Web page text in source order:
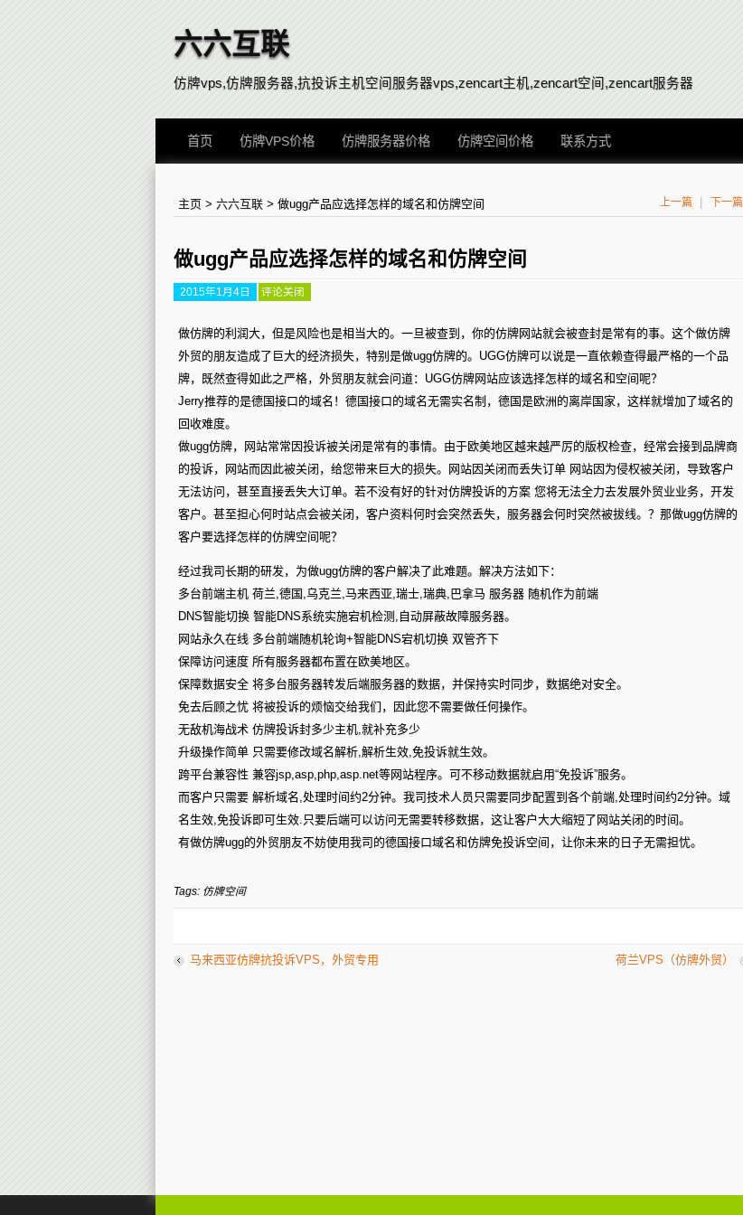
六六互联
仿牌vps,仿牌服务器,抗投诉主机空间服务器vps,zencart主机,zencart空间,zencart服务器
首页 仿牌VPS价格 仿牌服务器价格 仿牌空间价格 联系方式
主页 > 六六互联 > 做ugg产品应选择怎样的域名和仿牌空间 上一篇 下一篇
做ugg产品应选择怎样的域名和仿牌空间
2015年1月4日 评论关闭
做仿牌的利润大，但是风险也是相当大的。一旦被查到，你的仿牌网站就会被查封是常有的事。这个做仿牌
外贸的朋友造成了巨大的经济损失，特别是做ugg仿牌的。UGG仿牌可以说是一直依赖查得最严格的一个品
牌，既然查得如此之严格，外贸朋友就会问道：UGG仿牌网站应该选择怎样的域名和空间呢？
Jerry推荐的是德国接口的域名！德国接口的域名无需实名制，德国是欧洲的离岸国家，这样就增加了域名的
回收难度。
做ugg仿牌，网站常常因投诉被关闭是常有的事情。由于欧美地区越来越严厉的版权检查，经常会接到品牌商
的投诉，网站而因此被关闭，给您带来巨大的损失。网站因关闭而丢失订单 网站因为侵权被关闭，导致客户
无法访问，甚至直接丢失大订单。若不没有好的针对仿牌投诉的方案 您将无法全力去发展外贸业业务，开发
客户。甚至担心何时站点会被关闭，客户资料何时会突然丢失，服务器会何时突然被拔线。？那做ugg仿牌的
客户要选择怎样的仿牌空间呢？
经过我司长期的研发，为做ugg仿牌的客户解决了此难题。解决方法如下：
多台前端主机 荷兰,德国,乌克兰,马来西亚,瑞士,瑞典,巴拿马 服务器 随机作为前端
DNS智能切换 智能DNS系统实施宕机检测,自动屏蔽故障服务器。
网站永久在线 多台前端随机轮询+智能DNS宕机切换 双管齐下
保障访问速度 所有服务器都布置在欧美地区。
保障数据安全 将多台服务器转发后端服务器的数据，并保持实时同步，数据绝对安全。
免去后顾之忧 将被投诉的烦恼交给我们，因此您不需要做任何操作。
无敌机海战术 仿牌投诉封多少主机,就补充多少
升级操作简单 只需要修改域名解析,解析生效,免投诉就生效。
跨平台兼容性 兼容jsp,asp,php,asp.net等网站程序。可不移动数据就启用“免投诉”服务。
而客户只需要 解析域名,处理时间约2分钟。我司技术人员只需要同步配置到各个前端,处理时间约2分钟。域
名生效,免投诉即可生效.只要后端可以访问无需要转移数据，这让客户大大缩短了网站关闭的时间。
有做仿牌ugg的外贸朋友不妨使用我司的德国接口域名和仿牌免投诉空间，让你未来的日子无需担忧。
Tags: 仿牌空间
马来西亚仿牌抗投诉VPS，外贸专用 荷兰VPS（仿牌外贸）